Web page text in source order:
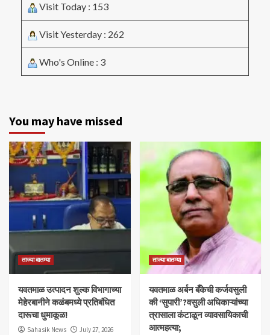
Visit Today : 153
Visit Yesterday : 262
Who's Online : 3
You may have missed
ताज्या बातम्या
यवतमाळ उत्पादन शुल्क विभागाच्या
मेहेरबानीने कळंबमध्ये प्रतिबंधित
दारूचा धुमाकूळ!
Sahasik News
July 27, 2026
ताज्या बातम्या
​यवतमाळ अर्बन बँकेची कर्जवसुली
की ‘सुपारी’?वसुली अधिकाऱ्यांच्या
त्रासाला कंटाळून व्यावसायिकाची
आत्महत्या;